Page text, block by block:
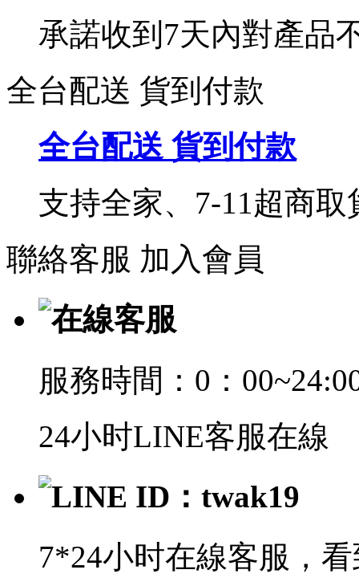
承諾收到7天內對產品
全台配送 貨到付款
全台配送 貨到付款
支持全家、7-11超商
聯絡客服 加入會員
在線客服
服務時間：0：
24小时LINE客服在線
LINE ID：twak19
7*24小时在線客服，